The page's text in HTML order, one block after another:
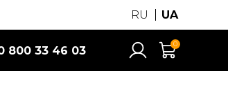
RU UA
800 33 46 03
0